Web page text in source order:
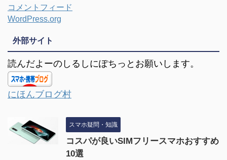
コメントフィード
WordPress.org
外部サイト
読んだよーのしるしにぽちっとお願いします。
にほんブログ村
スマホ疑問・知識
コスパが良いSIMフリースマホおすすめ
10選